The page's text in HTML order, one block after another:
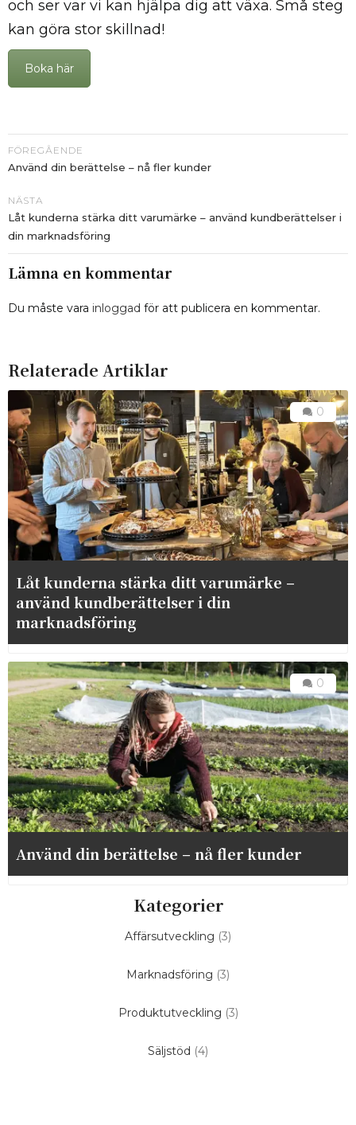
och ser var vi kan hjälpa dig att växa. Små steg
kan göra stor skillnad!
Boka här
FÖREGÅENDE
Använd din berättelse – nå fler kunder
NÄSTA
Låt kunderna stärka ditt varumärke – använd kundberättelser i
din marknadsföring
Lämna en kommentar
Du måste vara inloggad för att publicera en kommentar.
Relaterade Artiklar
0
Låt kunderna stärka ditt varumärke –
använd kundberättelser i din
marknadsföring
0
Använd din berättelse – nå fler kunder
Kategorier
Affärsutveckling (3)
Marknadsföring (3)
Produktutveckling (3)
Säljstöd (4)